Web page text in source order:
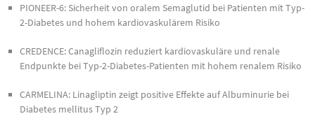
PIONEER-6: Sicherheit von oralem Semaglutid bei Patienten mit Typ-
2-Diabetes und hohem kardiovaskulärem Risiko
CREDENCE: Canagliflozin reduziert kardiovaskuläre und renale
Endpunkte bei Typ-2-Diabetes-Patienten mit hohem renalem Risiko
CARMELINA: Linagliptin zeigt positive Effekte auf Albuminurie bei
Diabetes mellitus Typ 2